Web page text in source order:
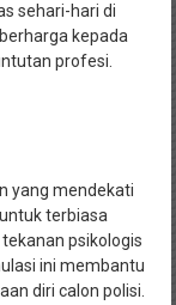
sehari-hari di
kepada
profesi.
yang mendekati
terbiasa
psikologis
ini membantu
diri calon polisi.